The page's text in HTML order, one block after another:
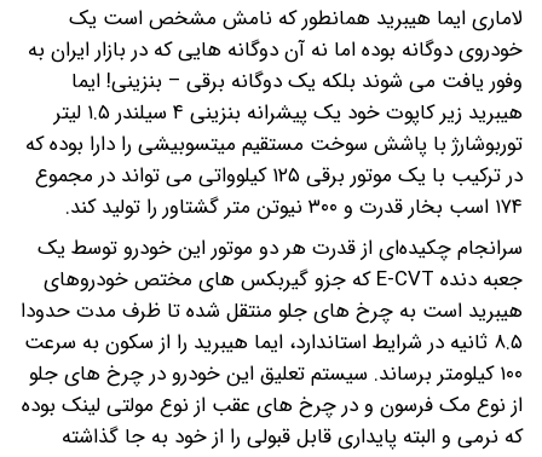
لاماری ایما هیبرید همانطور که نامش مشخص است یک
خودروی دوگانه بوده اما نه آن دوگانه هایی که در بازار ایران به
وفور یافت می شوند بلکه یک دوگانه برقی – بنزینی! ایما
هیبرید زیر کاپوت خود یک پیشرانه بنزینی ۴ سیلندر ۱.۵ لیتر
توربوشارژ با پاشش سوخت مستقیم میتسوبیشی را دارا بوده که
در ترکیب با یک موتور برقی ۱۲۵ کیلوواتی می تواند در مجموع
۱۷۴ اسب بخار قدرت و ۳۰۰ نیوتن متر گشتاور را تولید کند.
سرانجام چکیده‌ای از قدرت هر دو موتور این خودرو توسط یک
جعبه دنده E-CVT که جزو گیربکس های مختص خودروهای
هیبرید است به چرخ های جلو منتقل شده تا ظرف مدت حدودا
۸.۵ ثانیه در شرایط استاندارد، ایما هیبرید را از سکون به سرعت
۱۰۰ کیلومتر برساند. سیستم تعلیق این خودرو در چرخ های جلو
از نوع مک فرسون و‌ در چرخ های عقب از نوع مولتی لینک بوده
که نرمی و البته پایداری قابل قبولی را از خود به جا گذاشته